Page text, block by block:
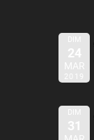
DIM
24
MAR
2019
DIM
31